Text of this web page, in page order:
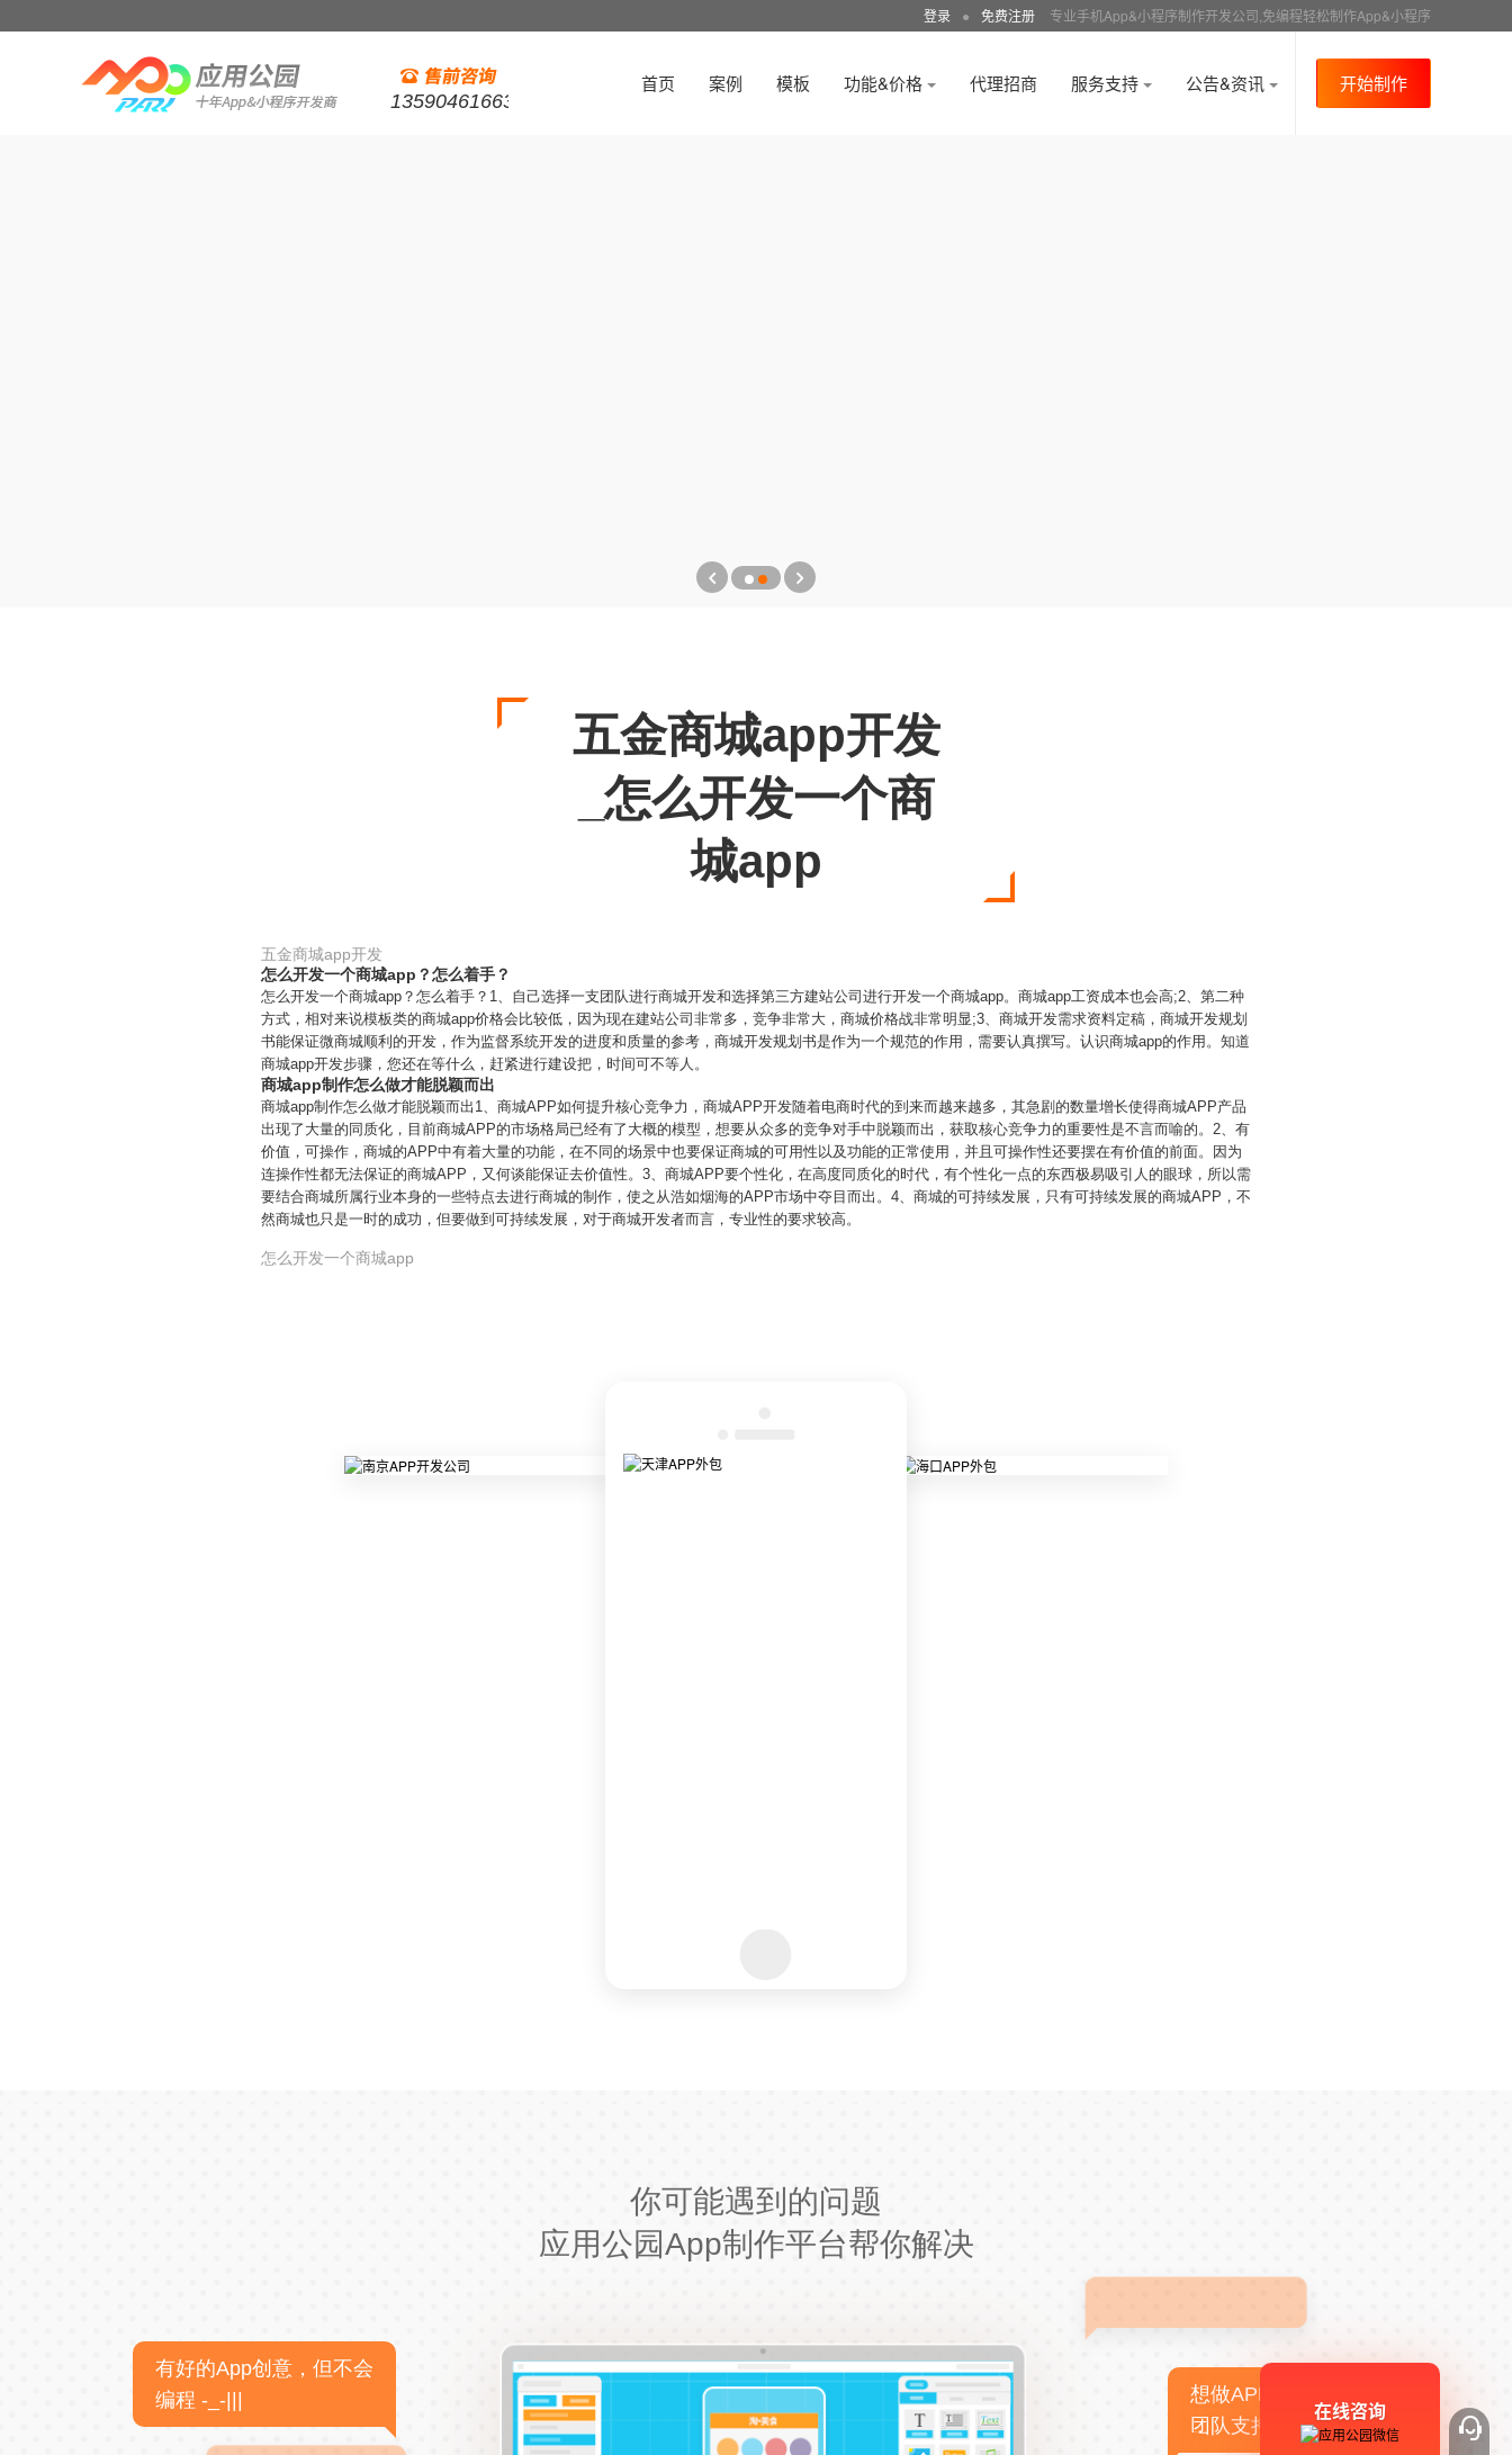
登录 ● 免费注册 专业手机App&小程序制作开发公司,免编程轻松制作App&小程序
13590461663
首页 案例 模板 功能&价格 代理招商 服务支持 公告&资讯 开始制作
五金商城app开发
_怎么开发一个商
城app
五金商城app开发
怎么开发一个商城app？怎么着手？
怎么开发一个商城app？怎么着手？1、自己选择一支团队进行商城开发和选择第三方建站公司进行开发一个商城app。商城app工资成本也会高;2、第二种
方式，相对来说模板类的商城app价格会比较低，因为现在建站公司非常多，竞争非常大，商城价格战非常明显;3、商城开发需求资料定稿，商城开发规划
书能保证微商城顺利的开发，作为监督系统开发的进度和质量的参考，商城开发规划书是作为一个规范的作用，需要认真撰写。认识商城app的作用。知道
商城app开发步骤，您还在等什么，赶紧进行建设把，时间可不等人。
商城app制作怎么做才能脱颖而出
商城app制作怎么做才能脱颖而出1、商城APP如何提升核心竞争力，商城APP开发随着电商时代的到来而越来越多，其急剧的数量增长使得商城APP产品
出现了大量的同质化，目前商城APP的市场格局已经有了大概的模型，想要从众多的竞争对手中脱颖而出，获取核心竞争力的重要性是不言而喻的。2、有
价值，可操作，商城的APP中有着大量的功能，在不同的场景中也要保证商城的可用性以及功能的正常使用，并且可操作性还要摆在有价值的前面。因为
连操作性都无法保证的商城APP，又何谈能保证去价值性。3、商城APP要个性化，在高度同质化的时代，有个性化一点的东西极易吸引人的眼球，所以需
要结合商城所属行业本身的一些特点去进行商城的制作，使之从浩如烟海的APP市场中夺目而出。4、商城的可持续发展，只有可持续发展的商城APP，不
然商城也只是一时的成功，但要做到可持续发展，对于商城开发者而言，专业性的要求较高。
怎么开发一个商城app
你可能遇到的问题
应用公园App制作平台帮你解决
有好的App创意，但不会
编程 -_-|||
想做APP，但没有技术
团队支持
在线咨询